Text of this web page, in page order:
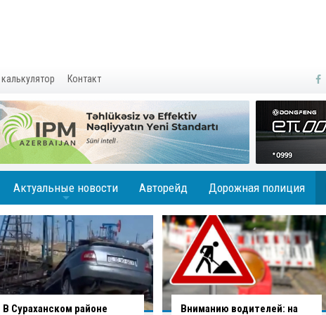
Контакт
Актуальные новости Авторейд Дорожная полиция
Вниманию водителей: на
В Баку водитель совершил